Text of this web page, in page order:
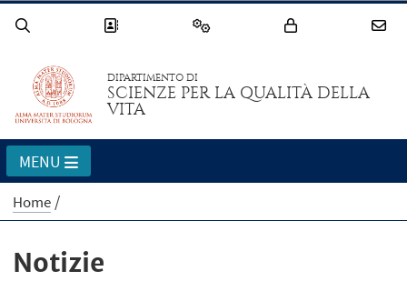
DIPARTIMENTO DI
SCIENZE PER LA QUALITÀ DELLA
VITA
MENU
Home
Notizie